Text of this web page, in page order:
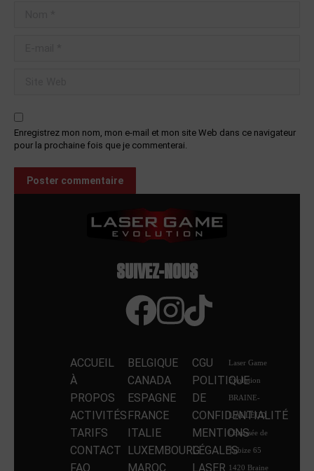
Enregistrez mon nom, mon e-mail et mon site Web dans ce navigateur
pour la prochaine fois que je commenterai.
Poster commentaire
SUIVEZ-NOUS
ACCUEIL
À
PROPOS
ACTIVITÉS
TARIFS
CONTACT
FAQ
BELGIQUE
CANADA
ESPAGNE
FRANCE
ITALIE
LUXEMBOURG
MAROC
CGU
POLITIQUE
DE
CONFIDENTIALITÉ
MENTIONS
LÉGALES
LASER
Laser Game
Evolution
BRAINE-
L'ALLEUD
Chaussée de
Tubize 65
1420 Braine